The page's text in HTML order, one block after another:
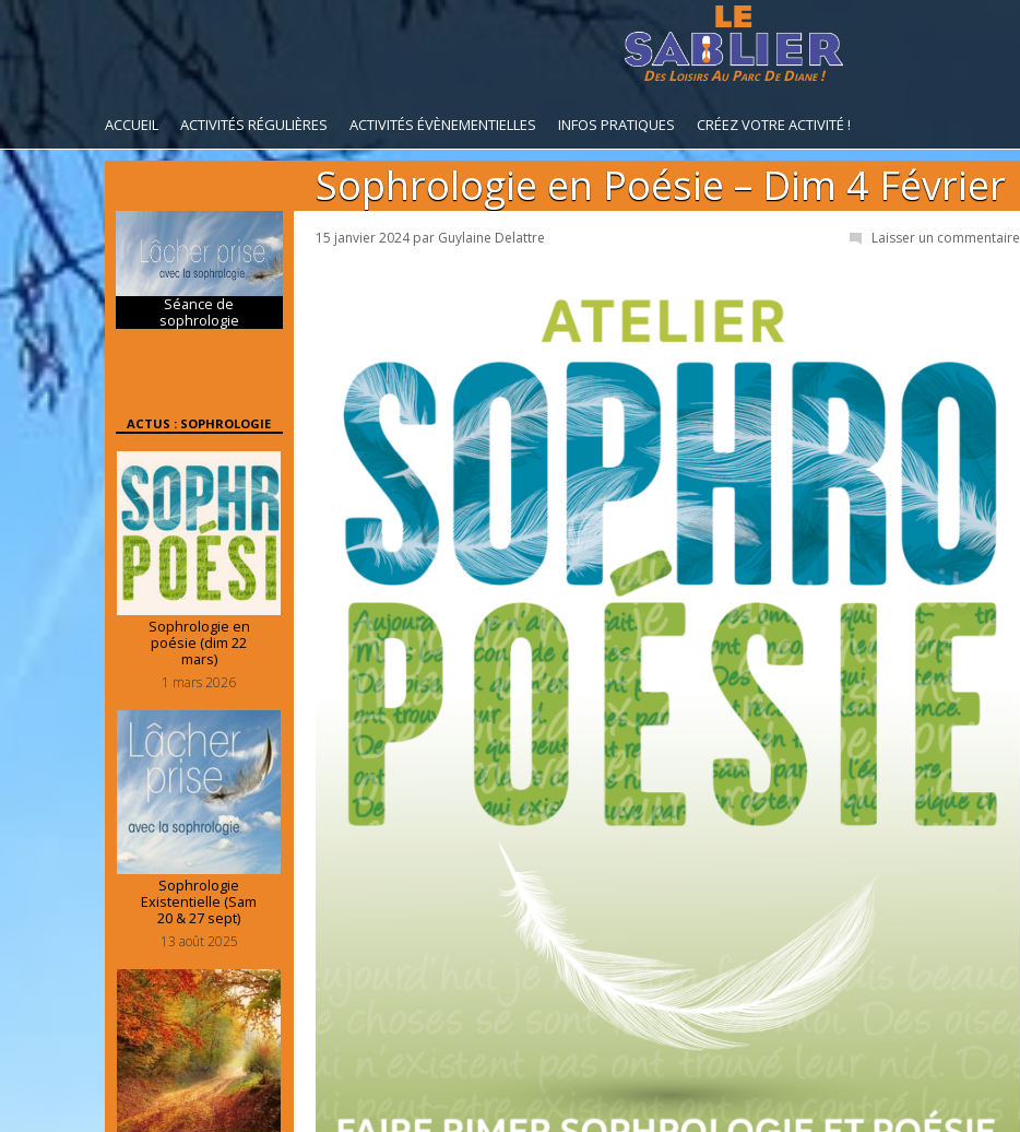
Des Loisirs Au Parc De Diane !
ACCUEIL ACTIVITÉS RÉGULIÈRES ACTIVITÉS ÉVÈNEMENTIELLES INFOS PRATIQUES CRÉEZ VOTRE ACTIVITÉ !
Sophrologie en Poésie – Dim 4 Février
15 janvier 2024par Guylaine Delattre Laisser un commentaire
Séance de
sophrologie
ACTUS : SOPHROLOGIE
Sophrologie en
poésie (dim 22
mars)
1 mars 2026
Sophrologie
Existentielle (Sam
20 & 27 sept)
13 août 2025